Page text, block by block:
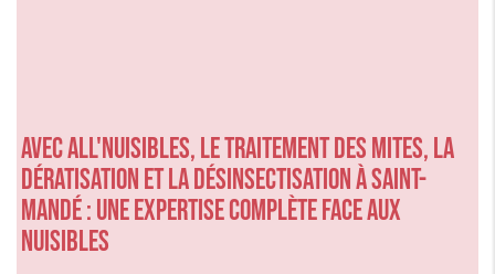
Avec ALL'NUISIBLES, le traitement des mites, la
dératisation et la désinsectisation à Saint-
Mandé : une expertise complète face aux
nuisibles